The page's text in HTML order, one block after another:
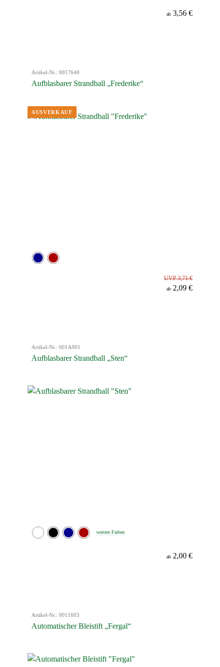
ab 3,56 €
Artikel-Nr.: 0017640
Aufblasbarer Strandball „Frederike“
UVP 3,71 €
ab 2,09 €
Artikel-Nr.: 001A901
Aufblasbarer Strandball „Sten“
weitere Farben
ab 2,00 €
Artikel-Nr.: 0011603
Automatischer Bleistift „Fergal“